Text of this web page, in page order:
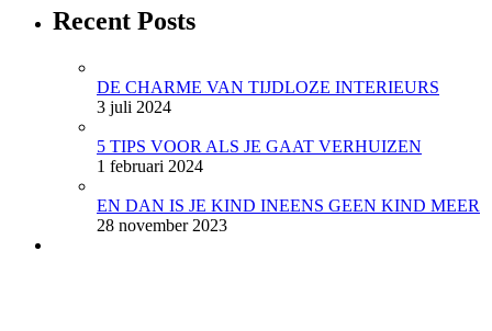
Recent Posts
DE CHARME VAN TIJDLOZE INTERIEURS
3 juli 2024
5 TIPS VOOR ALS JE GAAT VERHUIZEN
1 februari 2024
EN DAN IS JE KIND INEENS GEEN KIND MEER
28 november 2023